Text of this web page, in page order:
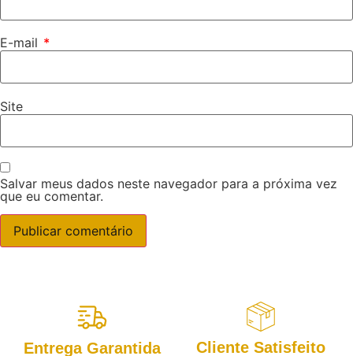
E-mail *
Site
Salvar meus dados neste navegador para a próxima vez
que eu comentar.
Entrega Garantida Cliente Satisfeito